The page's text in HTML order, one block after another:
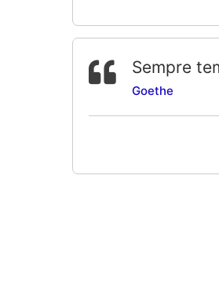
Sempre
Goethe